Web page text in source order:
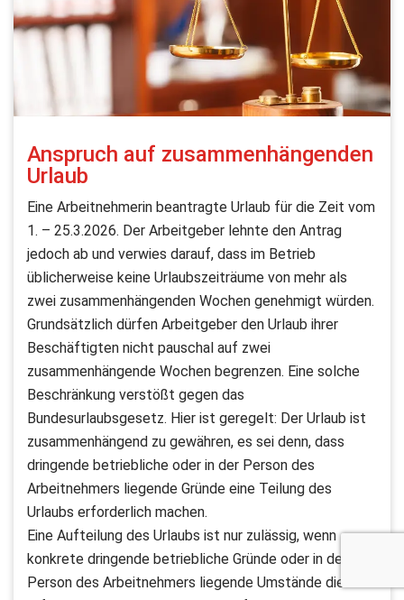
Anspruch auf zusammenhängenden
Urlaub
Eine Arbeitnehmerin beantragte Urlaub für die Zeit vom
1. – 25.3.2026. Der Arbeitgeber lehnte den Antrag
jedoch ab und verwies darauf, dass im Betrieb
üblicherweise keine Urlaubszeiträume von mehr als
zwei zusammenhängenden Wochen genehmigt würden.
Grundsätzlich dürfen Arbeitgeber den Urlaub ihrer
Beschäftigten nicht pauschal auf zwei
zusammenhängende Wochen begrenzen. Eine solche
Beschränkung verstößt gegen das
Bundesurlaubsgesetz. Hier ist geregelt: Der Urlaub ist
zusammenhängend zu gewähren, es sei denn, dass
dringende betriebliche oder in der Person des
Arbeitnehmers liegende Gründe eine Teilung des
Urlaubs erforderlich machen.
Eine Aufteilung des Urlaubs ist nur zulässig, wenn
konkrete dringende betriebliche Gründe oder in der
Person des Arbeitnehmers liegende Umstände dies